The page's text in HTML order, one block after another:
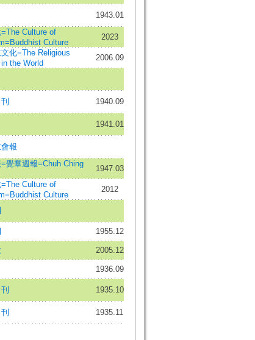
1943.01
Culture of
Culture
2023
化=The Religious
the World
2006.09
1940.09
1941.01
報
覺羣週報=Chuh Ching
1947.03
Culture of
Culture
2012
1955.12
2005.12
1936.09
1935.10
1935.11